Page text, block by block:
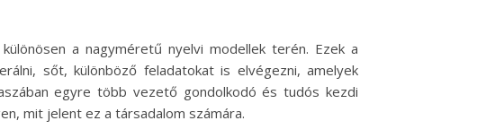
a nagyméretű nyelvi modellek terén. Ezek a
sőt, különböző feladatokat is elvégezni, amelyek
egyre több vezető gondolkodó és tudós kezdi
mit jelent ez a társadalom számára.